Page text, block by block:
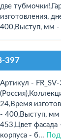
две
изготовления,
400,Выступ, мм -
397
Артикул -
24,Время
- 400,Выступ,
453,Цвет фасада
корпуса - б...